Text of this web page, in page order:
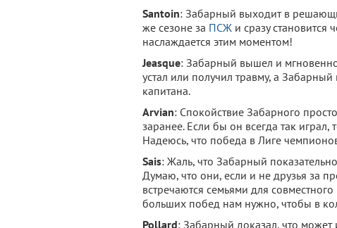
Santoin: Забарный выходит в
же сезоне за ПСЖ и сразу становится
наслаждается этим моментом!
Jeasque: Забарный вышел и
устал или получил травму, а
капитана.
Arvian: Спокойствие Забарного
заранее. Если бы он всегда так
Надеюсь, что победа в Лиге
Sais: Жаль, что Забарный
Думаю, что они, если и не друзья за
встречаются семьями для
больших побед нам нужно, чтобы в
Pollard: Забарный доказал, что может